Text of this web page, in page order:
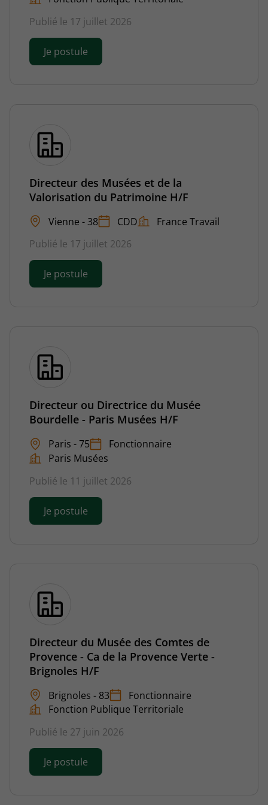
Publié le 17 juillet 2026
Je postule
Directeur des Musées et de la
Valorisation du Patrimoine H/F
Vienne - 38 CDD
France Travail
Publié le 17 juillet 2026
Je postule
Directeur ou Directrice du Musée
Bourdelle - Paris Musées H/F
Paris - 75
Fonctionnaire
Paris Musées
Publié le 11 juillet 2026
Je postule
Directeur du Musée des Comtes de
Provence - Ca de la Provence Verte -
Brignoles H/F
Brignoles - 83
Fonctionnaire
Fonction Publique Territoriale
Publié le 27 juin 2026
Je postule